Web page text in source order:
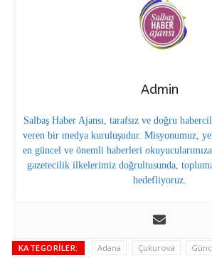
Admin
Salbaş Haber Ajansı, tarafsız ve doğru
veren bir medya kuruluşudur. Misyonumuz,
en güncel ve önemli haberleri okuyucularımıza
gazetecilik ilkelerimiz doğrultusunda,
hedefliyoruz.
KATEGORILER: Adana Çukurova